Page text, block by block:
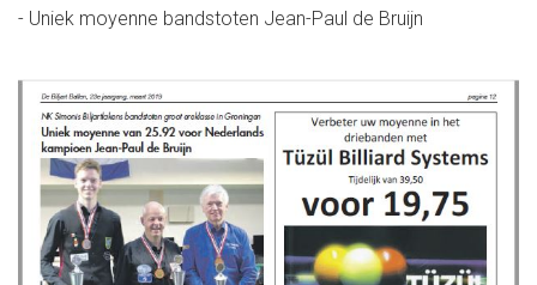
- Uniek moyenne bandstoten Jean-Paul de Bruijn